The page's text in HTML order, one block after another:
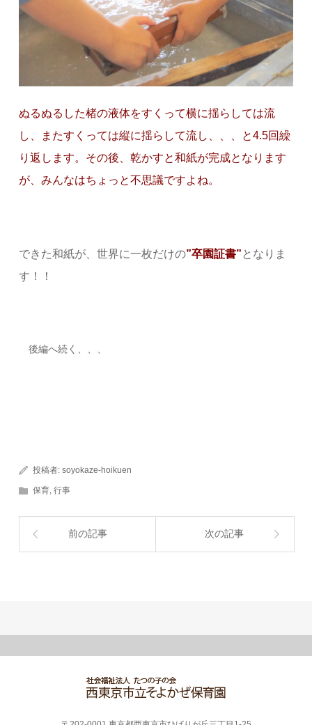
ぬるぬるした楮の液体をすくって横に揺らしては流
し、またすくっては縦に揺らして流し、、、と4.5回繰
り返します。その後、乾かすと和紙が完成となります
が、みんなはちょっと不思議ですよね。
できた和紙が、世界に一枚だけの”卒園証書” となりま
す！！
後編へ続く、、、
投稿者:soyokaze-hoikuen
保育,行事
前の記事 次の記事